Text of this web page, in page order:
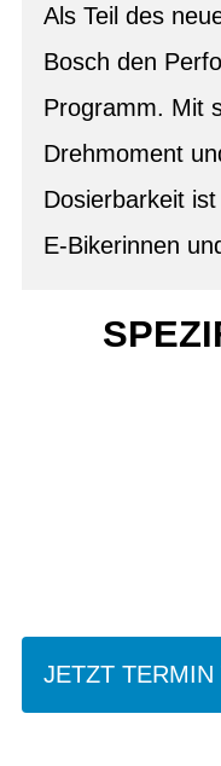
Als Teil des
Bosch den
Programm. Mit
Drehmoment
Dosierbarkeit
E-Bikerinnen
JETZT TERMIN